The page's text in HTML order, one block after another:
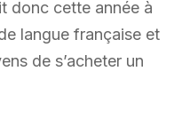
donc cette année à
langue française et
de s’acheter un